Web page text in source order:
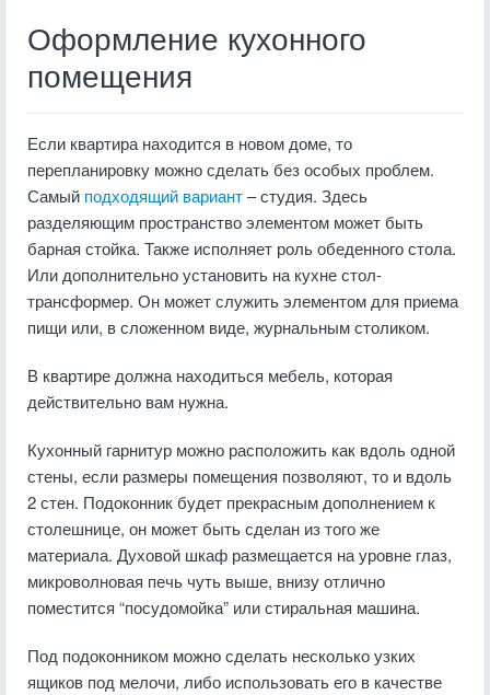
Оформление кухонного
помещения
Если квартира находится в новом доме, то
перепланировку можно сделать без особых проблем.
Самый подходящий вариант– студия. Здесь
разделяющим пространство элементом может быть
барная стойка. Также исполняет роль обеденного стола.
Или дополнительно установить на кухне стол-
трансформер. Он может служить элементом для приема
пищи или, в сложенном виде, журнальным столиком.
В квартире должна находиться мебель, которая
действительно вам нужна.
Кухонный гарнитур можно расположить как вдоль одной
стены, если размеры помещения позволяют, то и вдоль
2 стен. Подоконник будет прекрасным дополнением к
столешнице, он может быть сделан из того же
материала. Духовой шкаф размещается на уровне глаз,
микроволновая печь чуть выше, внизу отлично
поместится “посудомойка” или стиральная машина.
Под подоконником можно сделать несколько узких
ящиков под мелочи, либо использовать его в качестве